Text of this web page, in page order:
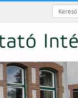
Kereső